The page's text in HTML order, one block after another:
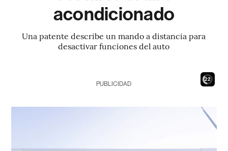
acondicionado
Una patente describe un mando a distancia para
desactivar funciones del auto
21
PUBLICIDAD